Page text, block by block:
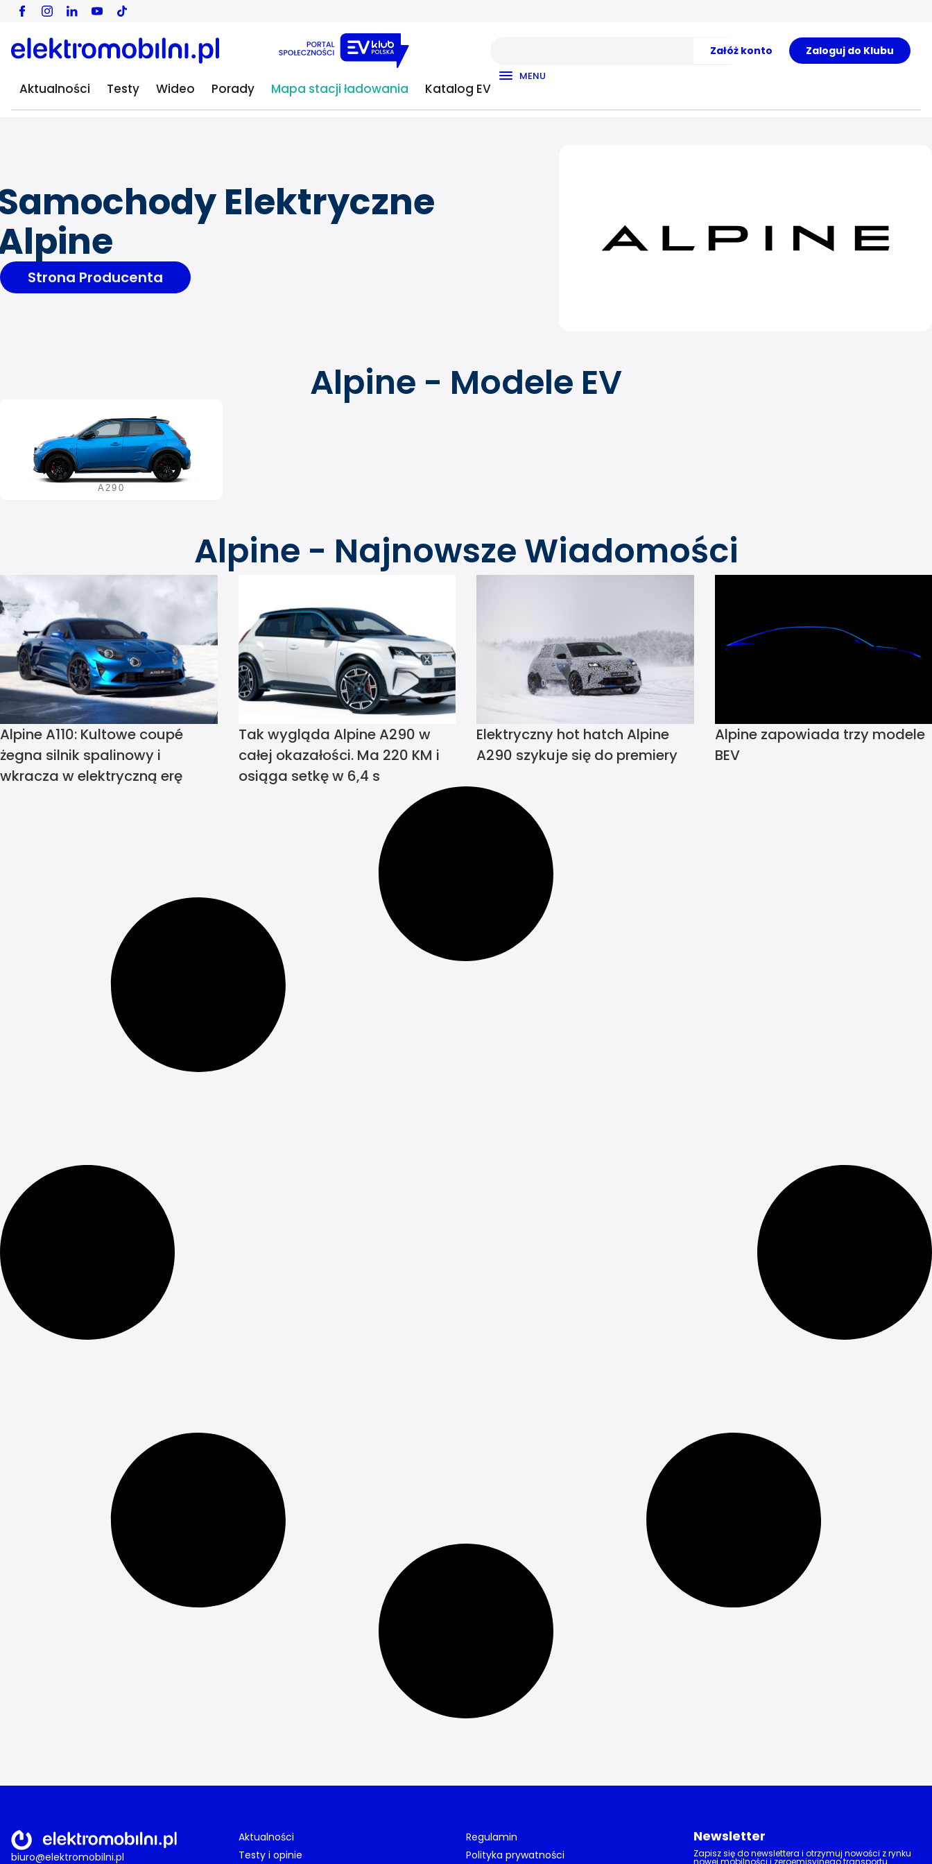
Załóż konto Zaloguj do Klubu
Aktualności Testy Wideo Porady Mapa stacji ładowania Katalog EV
MENU
Elektryczne
Strona Producenta
Alpine - Modele EV
A290
Alpine - Najnowsze Wiadomości
Alpine A110: Kultowe coupé
żegna silnik spalinowy i
wkracza w elektryczną erę
Tak wygląda Alpine A290 w
całej okazałości. Ma 220 KM i
osiąga setkę w 6,4 s
Elektryczny hot hatch Alpine
A290 szykuje się do premiery
Alpine zapowiada trzy modele
BEV
biuro@elektromobilni.pl
Aktualności
Testy i opinie
Regulamin
Polityka prywatności
Newsletter
Zapisz się do newslettera i otrzymuj nowości z rynku
nowej mobilności i zeroemisyjnego transportu